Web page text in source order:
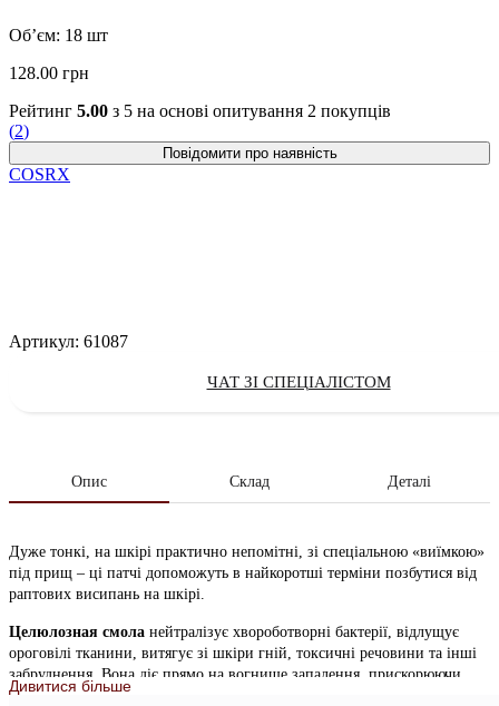
Об’єм: 18 шт
128.00 грн
Рейтинг 5.00 з 5 на основі опитування 2 покупців
(2)
COSRX
Артикул: 61087
ЧАТ ЗІ СПЕЦІАЛІСТОМ
Опис Склад Деталі
Дуже тонкі, на шкірі практично непомітні, зі спеціальною «виїмкою»
під прищ – ці патчі допоможуть в найкоротші терміни позбутися від
раптових висипань на шкірі.
Целюлозная смола нейтралізує хвороботворні бактерії, відлущує
ороговілі тканини, витягує зі шкіри гній, токсичні речовини та інші
забруднення. Вона діє прямо на вогнище запалення, прискорюючи
його хід і підсушуючи шкіру.
Дивитися більше